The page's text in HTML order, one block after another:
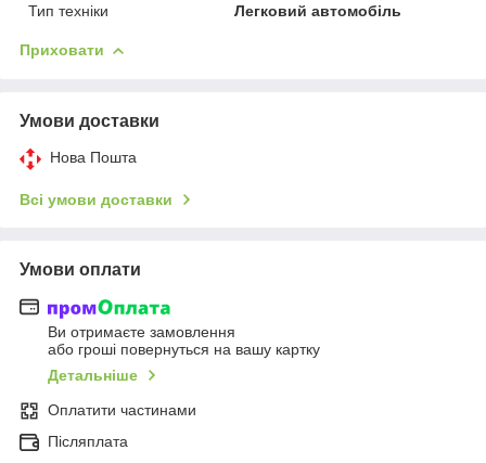
Тип техніки
Легковий автомобіль
Приховати
Умови доставки
Нова Пошта
Всі умови доставки
Умови оплати
Ви отримаєте замовлення
або гроші повернуться на вашу картку
Детальніше
Оплатити частинами
Післяплата